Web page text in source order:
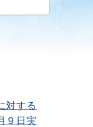
対する
９日実